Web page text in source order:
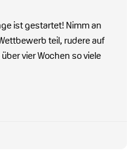
ist gestartet! Nimm an
teil, rudere auf
vier Wochen so viele